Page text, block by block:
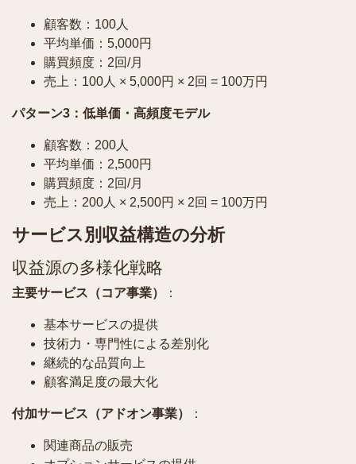
顧客数：100人
平均単価：5,000円
購買頻度：2回/月
売上：100人 × 5,000円 × 2回 = 100万円
パターン3：低単価・高頻度モデル
顧客数：200人
平均単価：2,500円
購買頻度：2回/月
売上：200人 × 2,500円 × 2回 = 100万円
サービス別収益構造の分析
収益源の多様化戦略
主要サービス（コア事業） ：
基本サービスの提供
技術力・専門性による差別化
継続的な品質向上
顧客満足度の最大化
付加サービス（アドオン事業） ：
関連商品の販売